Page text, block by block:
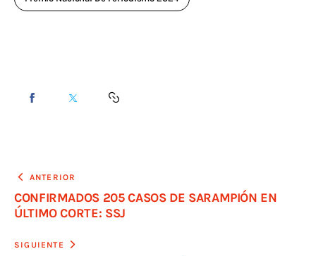
ANTERIOR
CONFIRMADOS 205 CASOS DE SARAMPIÓN EN
ÚLTIMO CORTE: SSJ
SIGUIENTE